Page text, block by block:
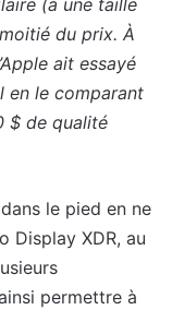
(à une taille
du prix. À
ait essayé
en le comparant
$ de qualité
le pied en ne
Display XDR, au
permettre à